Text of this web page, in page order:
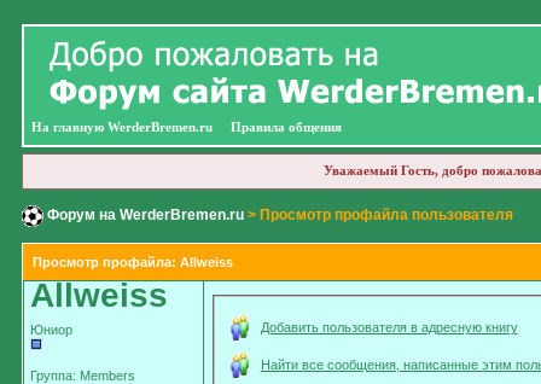
На главную WerderBremen.ru Правила общения
Уважаемый Гость, добро
Форум на WerderBremen.ru> Просмотр профайла пользователя
Просмотр профайла: Allweiss
Allweiss
Юниор
Группа: Members
Добавить пользователя в адресную книгу
Найти все сообщения, написанные этим